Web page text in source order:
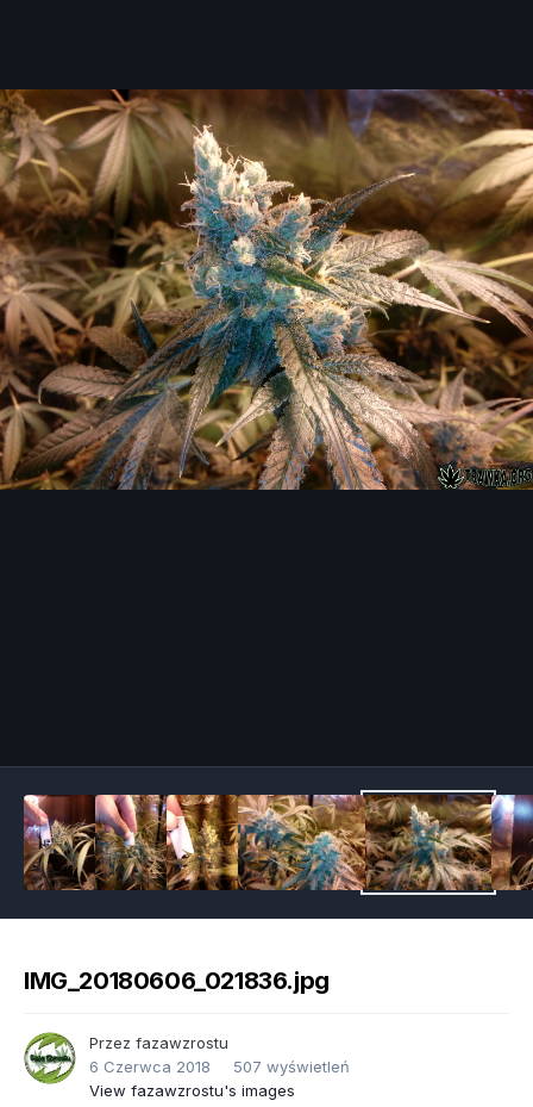
IMG_20180606_021836.jpg
Przez fazawzrostu
6 Czerwca 2018
507 wyświetleń
View fazawzrostu's images